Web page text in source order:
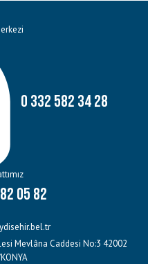
0 332 582 34 28
05 82
Mevlâna Caddesi No:3 42002